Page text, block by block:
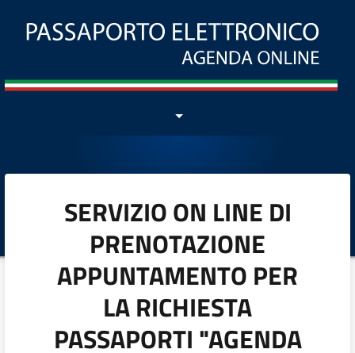
SERVIZIO ON LINE DI
PRENOTAZIONE
APPUNTAMENTO PER
LA RICHIESTA
PASSAPORTI "AGENDA